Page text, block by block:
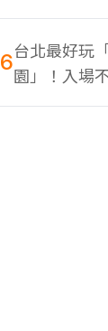
同框
6台北最好玩
園」！入場
幕Switch遊